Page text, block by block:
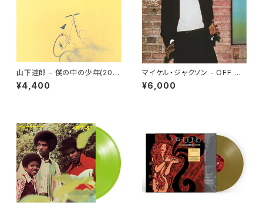
山下達郎 - 僕の中の少年(202
5 Vinyl Edition)[完全生産限
定](LP重量盤)
¥4,400
マイケル・ジャクソン - OFF TH
E WALL(LP)
¥6,000